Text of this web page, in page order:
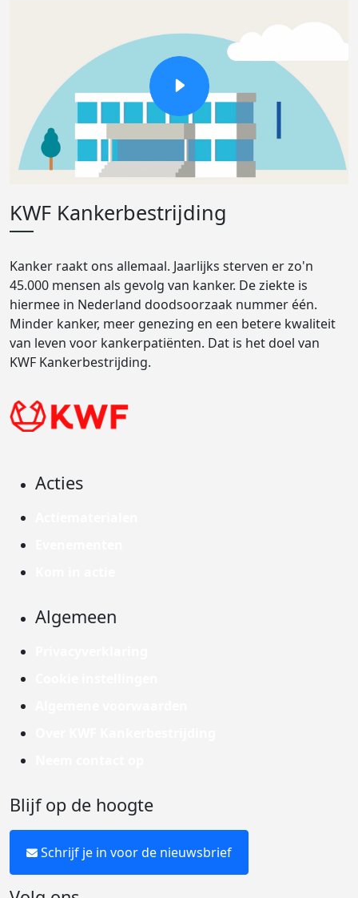
KWF Kankerbestrijding
Kanker raakt ons allemaal. Jaarlijks sterven er zo'n
45.000 mensen als gevolg van kanker. De ziekte is
hiermee in Nederland doodsoorzaak nummer één.
Minder kanker, meer genezing en een betere kwaliteit
van leven voor kankerpatiënten. Dat is het doel van
KWF Kankerbestrijding.
Acties
Algemeen
Blijf op de hoogte
Schrijf je in voor de nieuwsbrief